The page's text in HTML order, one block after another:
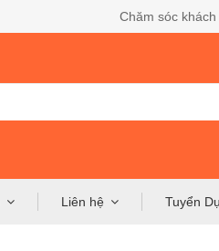
Chăm sóc khách
Liên hệ Tuyển